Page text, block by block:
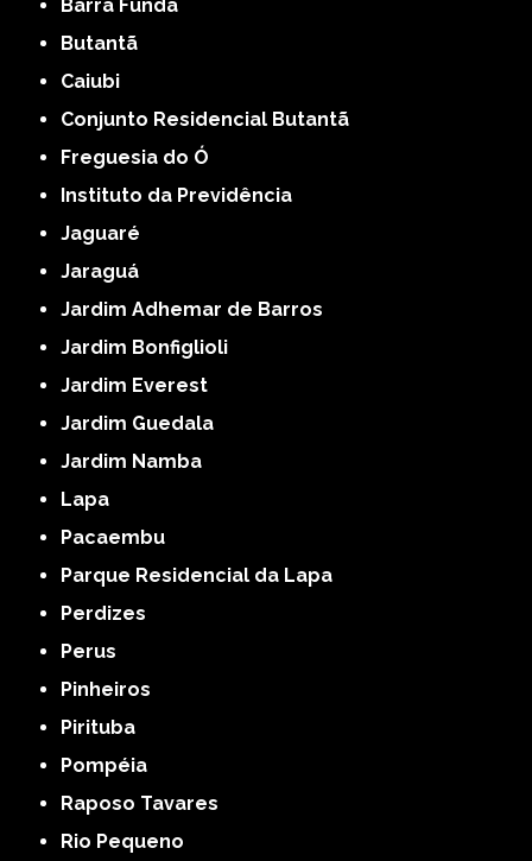
Barra Funda
Butantã
Caiubi
Conjunto Residencial Butantã
Freguesia do Ó
Instituto da Previdência
Jaguaré
Jaraguá
Jardim Adhemar de Barros
Jardim Bonfiglioli
Jardim Everest
Jardim Guedala
Jardim Namba
Lapa
Pacaembu
Parque Residencial da Lapa
Perdizes
Perus
Pinheiros
Pirituba
Pompéia
Raposo Tavares
Rio Pequeno